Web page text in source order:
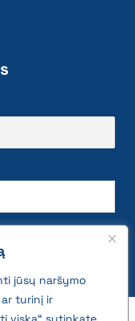
jūsų naršymo
turinį ir
ūkio duomenų